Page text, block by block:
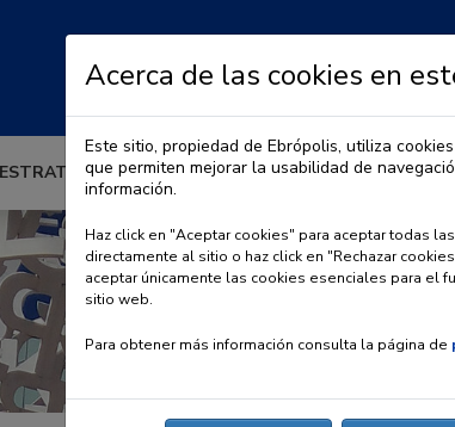
ESTRATEGIA OBSERVATORIO URBANO
Acerca de las cookies en
Este sitio, propiedad de Ebrópolis, utiliza
que permiten mejorar la usabilidad de
información.
Haz click en "Aceptar cookies" para aceptar todas
directamente al sitio o haz click en "Rechazar
aceptar únicamente las cookies esenciales para el
sitio web.
Para obtener más información consulta la página de